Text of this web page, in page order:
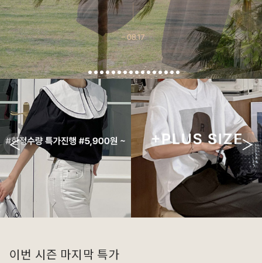
이번 시즌 마지막 특가